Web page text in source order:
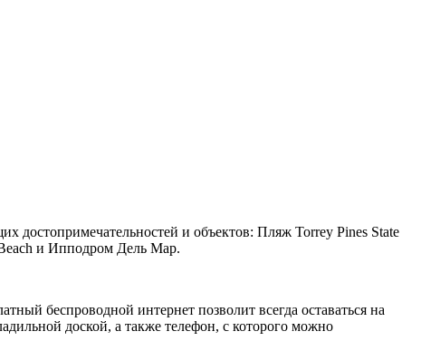
достопримечательностей и объектов: Пляж Torrey Pines State
и Ипподром Дель Мар.
беспроводной интернет позволит всегда оставаться на
доской, а также телефон, с которого можно